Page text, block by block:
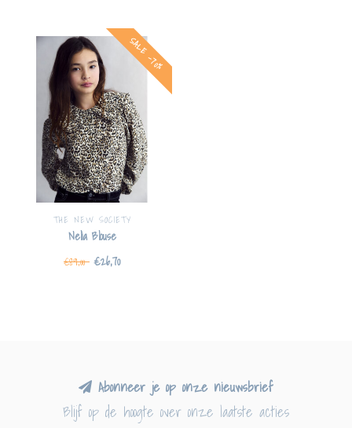
SALE -70%
THE NEW SOCIETY
Nelia Blouse
€89,00 €26,70
Abonneer je op onze nieuwsbrief
Blijf op de hoogte over onze laatste acties